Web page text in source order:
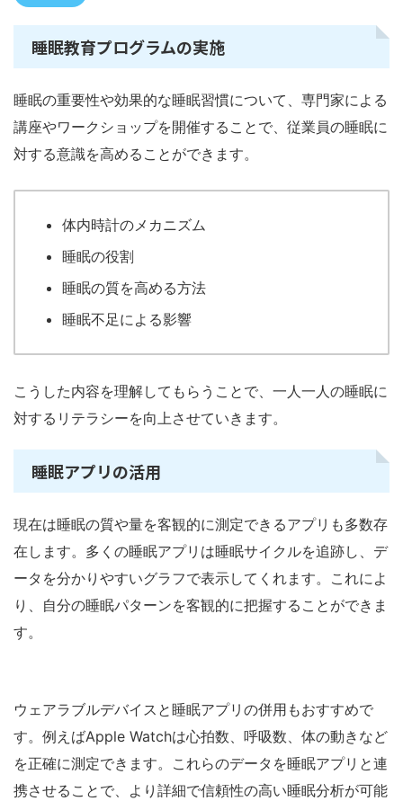
睡眠教育プログラムの実施
睡眠の重要性や効果的な睡眠習慣について、専門家による
講座やワークショップを開催することで、従業員の睡眠に
対する意識を高めることができます。
体内時計のメカニズム
睡眠の役割
睡眠の質を高める方法
睡眠不足による影響
こうした内容を理解してもらうことで、一人一人の睡眠に
対するリテラシーを向上させていきます。
睡眠アプリの活用
現在は睡眠の質や量を客観的に測定できるアプリも多数存
在します。多くの睡眠アプリは睡眠サイクルを追跡し、デ
ータを分かりやすいグラフで表示してくれます。これによ
り、自分の睡眠パターンを客観的に把握することができま
す。
ウェアラブルデバイスと睡眠アプリの併用もおすすめで
す。例えばApple Watchは心拍数、呼吸数、体の動きなど
を正確に測定できます。これらのデータを睡眠アプリと連
携させることで、より詳細で信頼性の高い睡眠分析が可能